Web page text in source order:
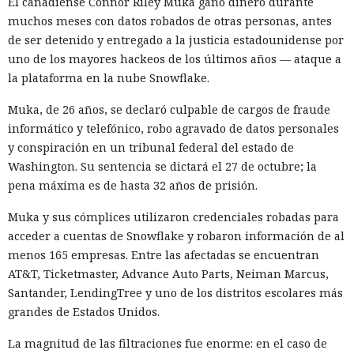
por muerto a Next.js: la versión
16.3 pulveriza los récords de
rendimiento.
12:01 / 07.08.2026
Ingenieros reducen en un 90% el consumo de memoria
RAM y aceleran la compilación 2,3 veces.
muchos meses con datos robados de otras personas, antes
de ser detenido y entregado a la justicia estadounidense por
uno de los mayores hackeos de los últimos años — ataque a
la plataforma en la nube Snowflake.
Muka, de 26 años, se declaró culpable de cargos de fraude
informático y telefónico, robo agravado de datos personales
y conspiración en un tribunal federal del estado de
Washington. Su sentencia se dictará el 27 de octubre; la
pena máxima es de hasta 32 años de prisión.
Muka y sus cómplices utilizaron credenciales robadas para
acceder a cuentas de Snowflake y robaron información de al
menos 165 empresas. Entre las afectadas se encuentran
AT&T, Ticketmaster, Advance Auto Parts, Neiman Marcus,
Santander, LendingTree y uno de los distritos escolares más
grandes de Estados Unidos.
La magnitud de las filtraciones fue enorme: en el caso de